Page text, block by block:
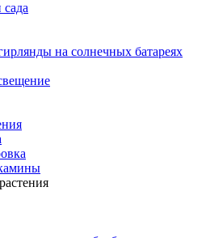
на солнечных батареях